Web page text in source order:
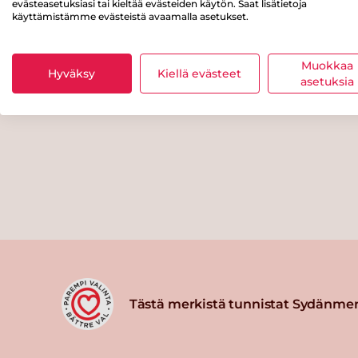
Tästä merkistä tunnistat
evästeasetuksiasi tai kieltää evästeiden käytön. Saat lisätietoja
käyttämistämme evästeistä avaamalla asetukset.
Hyväksy Kiellä evästeet
Muokkaa
asetuksia